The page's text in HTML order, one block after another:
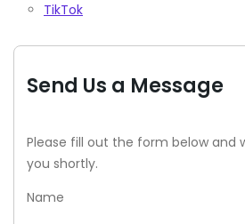
TikTok
Send Us a Message
Please fill out the form below and
you shortly.
Name